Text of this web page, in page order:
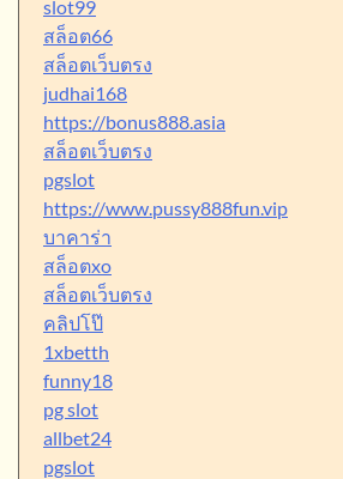
slot99
สล็อต66
สล็อตเว็บตรง
judhai168
https://bonus888.asia
สล็อตเว็บตรง
pgslot
https://www.pussy888fun.vip
บาคาร่า
สล็อตxo
สล็อตเว็บตรง
คลิปโป๊
1xbetth
funny18
pg slot
allbet24
pgslot